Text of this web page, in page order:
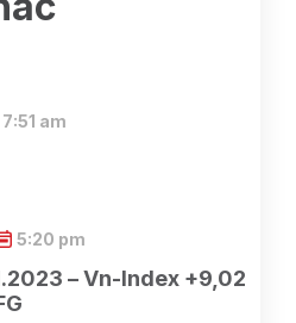
7:51 am
– Vn-Index +9,02
5:20 pm